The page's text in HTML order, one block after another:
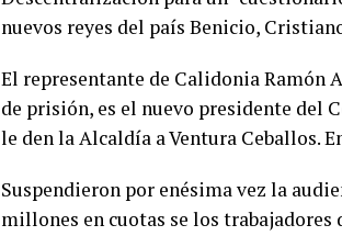
nuevos reyes del país Benicio,
El representante de Calidonia Ramón
de prisión, es el nuevo presidente del
le den la Alcaldía a Ventura Ceballos.
Suspendieron por enésima vez la
millones en cuotas se los trabajadores